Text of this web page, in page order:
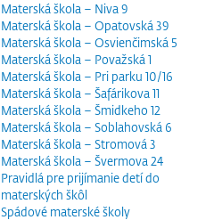
Materská škola – Niva 9
Materská škola – Opatovská 39
Materská škola – Osvienčimská 5
Materská škola – Považská 1
Materská škola – Pri parku 10/16
Materská škola – Šafárikova 11
Materská škola – Šmidkeho 12
Materská škola – Soblahovská 6
Materská škola – Stromová 3
Materská škola – Švermova 24
Pravidlá pre prijímanie detí do
materských škôl
Spádové materské školy